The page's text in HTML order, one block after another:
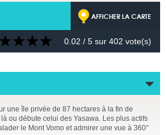
AFFICHER LA CARTE
0.02 / 5 sur 402 vote(s)
une île privée de 87 hectares à la fin de
là ou débute celui des Yasawa. Les plus actifs
le Mont Vomo et admirer une vue à 360°